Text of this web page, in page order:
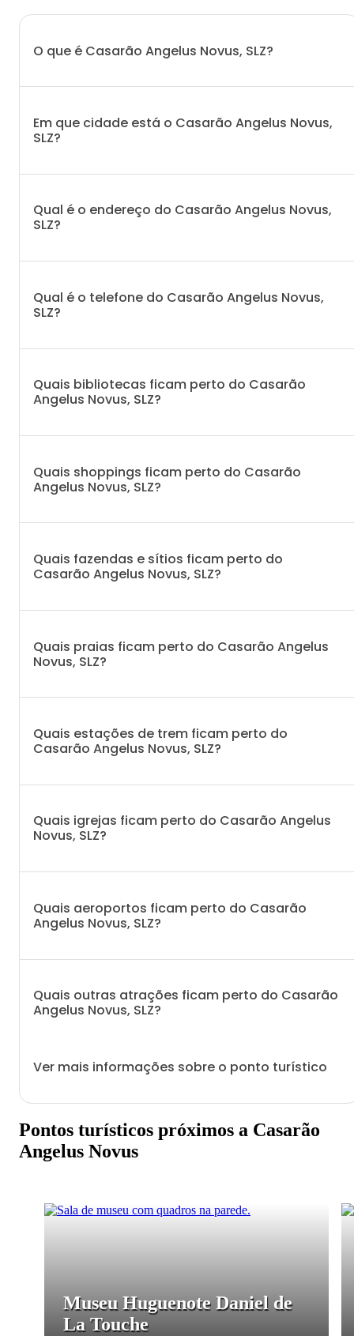
O que é Casarão Angelus Novus, SLZ?
Em que cidade está o Casarão Angelus Novus,
SLZ?
Qual é o endereço do Casarão Angelus Novus,
SLZ?
Qual é o telefone do Casarão Angelus Novus,
SLZ?
Quais bibliotecas ficam perto do Casarão
Angelus Novus, SLZ?
Quais shoppings ficam perto do Casarão
Angelus Novus, SLZ?
Quais fazendas e sítios ficam perto do
Casarão Angelus Novus, SLZ?
Quais praias ficam perto do Casarão Angelus
Novus, SLZ?
Quais estações de trem ficam perto do
Casarão Angelus Novus, SLZ?
Quais igrejas ficam perto do Casarão Angelus
Novus, SLZ?
Quais aeroportos ficam perto do Casarão
Angelus Novus, SLZ?
Quais outras atrações ficam perto do Casarão
Angelus Novus, SLZ?
Ver mais informações sobre o ponto turístico
Pontos turísticos próximos a Casarão
Angelus Novus
Museu Huguenote Daniel de
La Touche